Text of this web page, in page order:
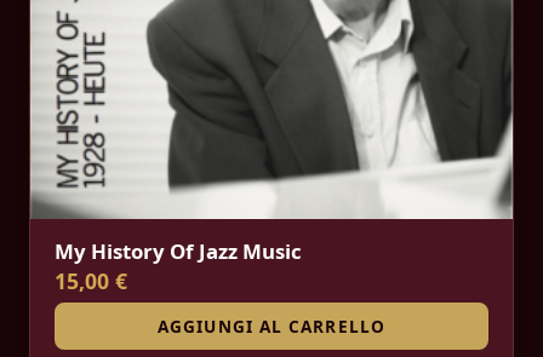
My History Of Jazz Music
15,00 €
AGGIUNGI AL CARRELLO